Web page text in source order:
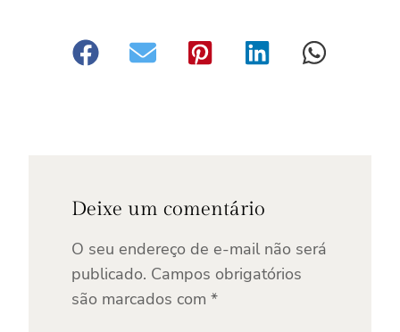
Deixe um comentário
O seu endereço de e-mail não será
publicado. Campos obrigatórios
são marcados com *